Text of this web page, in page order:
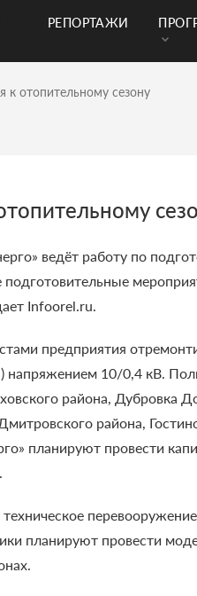
РЕПОРТАЖИ
к отопительному сезону
ведёт работу по
Infoorel.ru.
предприятия
напряжением 10/0,4 кВ.
района, Дубровка
района,
планируют провести
планируют провести